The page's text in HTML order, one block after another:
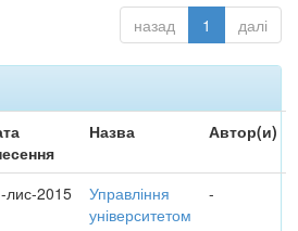
назад 1 далі
Назва Автор(и)
лис-2015
Управління
університетом
-